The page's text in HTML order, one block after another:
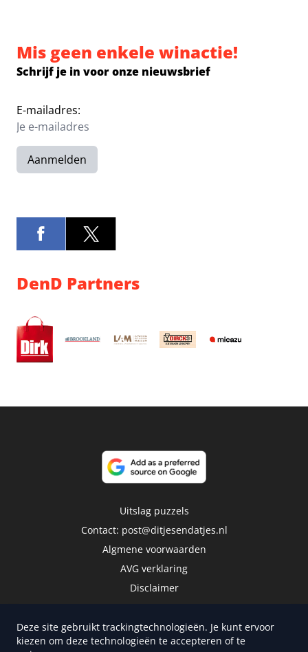
Mis geen enkele winactie!
Schrijf je in voor onze nieuwsbrief
E-mailadres:
Aanmelden
DenD Partners
Uitslag puzzels
Contact: post@ditjesendatjes.nl
Algmene voorwaarden
AVG verklaring
Disclaimer
Deze site gebruikt trackingtechnologieën. Je kunt ervoor
kiezen om deze technologieën te accepteren of te